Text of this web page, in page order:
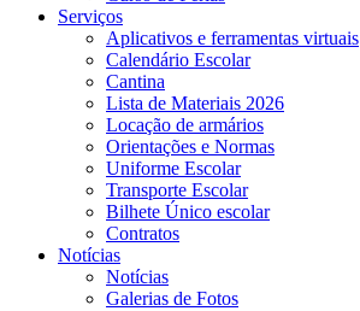
Serviços
Aplicativos e ferramentas virtuais
Calendário Escolar
Cantina
Lista de Materiais 2026
Locação de armários
Orientações e Normas
Uniforme Escolar
Transporte Escolar
Bilhete Único escolar
Contratos
Notícias
Notícias
Galerias de Fotos